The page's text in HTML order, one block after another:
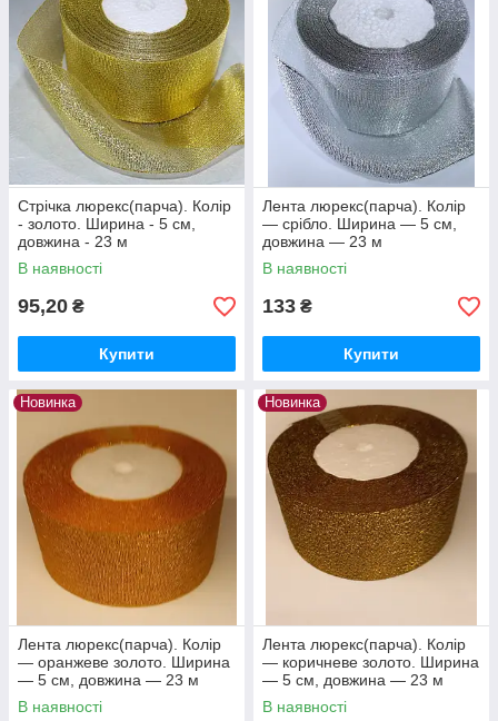
Стрічка люрекс(парча). Колір
- золото. Ширина - 5 см,
довжина - 23 м
В наявності
95,20 ₴
Купити
Лента люрекс(парча). Колір
— срібло. Ширина — 5 см,
довжина — 23 м
В наявності
133 ₴
Купити
Новинка
Лента люрекс(парча). Колір
— оранжеве золото. Ширина
— 5 см, довжина — 23 м
В наявності
Новинка
Лента люрекс(парча). Колір
— коричневе золото. Ширина
— 5 см, довжина — 23 м
В наявності